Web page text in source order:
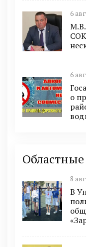
6
М.В.
6
о
8
В